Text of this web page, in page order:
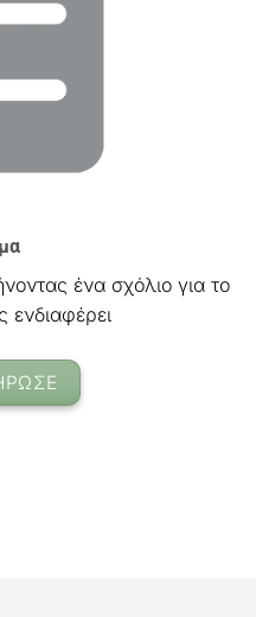
ένα σχόλιο για το
ενδιαφέρει